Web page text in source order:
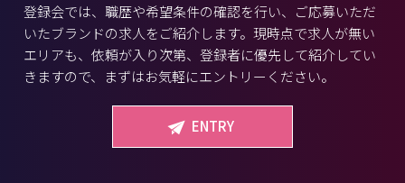
登録会では、職歴や希望条件の確認を行い、ご応募いただ
いたブランドの求人をご紹介します。現時点で求人が無い
エリアも、依頼が入り次第、登録者に優先して紹介してい
きますので、まずはお気軽にエントリーください。
ENTRY